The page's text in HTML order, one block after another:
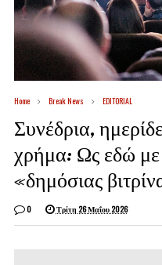
Home Break News EDITORIAL
Συνέδρια,
χρήμα: Ως εδώ με
«δημόσιας
0 Τρίτη 26 Μαΐου 2026